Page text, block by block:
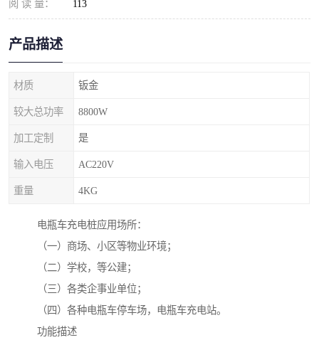
阅 读 量： 113
产品描述
材质 钣金
较大总功率 8800W
加工定制 是
输入电压 AC220V
重量 4KG
电瓶车充电桩应用场所：
（一）商场、小区等物业环境；
（二）学校，等公建；
（三）各类企事业单位；
（四）各种电瓶车停车场，电瓶车充电站。
功能描述